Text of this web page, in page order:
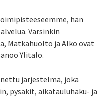
hän
Varsinkin
Matkahuolto ja Alko ovat
Ylitalo.
järjestelmä, joka
pysäkit, aikatauluhaku- ja